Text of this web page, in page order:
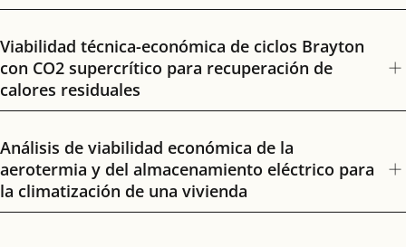
Viabilidad técnica-económica de ciclos Brayton
con CO2 supercrítico para recuperación de
calores residuales
Análisis de viabilidad económica de la
aerotermia y del almacenamiento eléctrico para
la climatización de una vivienda